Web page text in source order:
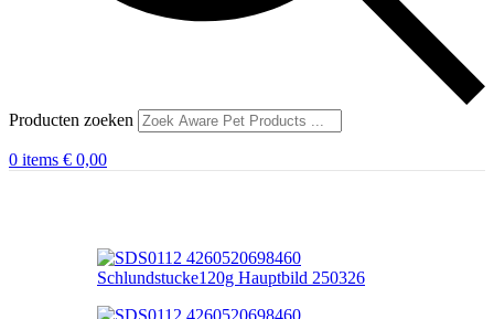
Producten zoeken
0 items € 0,00